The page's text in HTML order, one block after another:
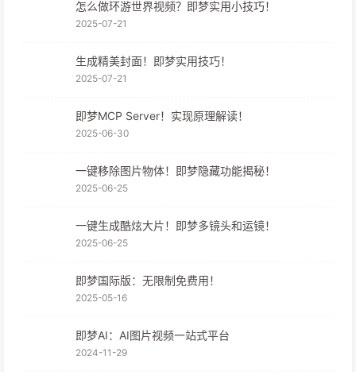
怎么做环游世界视频？即梦实用小技巧！
2025-07-21
生成精美封面！即梦实用技巧！
2025-07-21
即梦MCP Server！实现原理解读！
2025-06-30
一键移除图片物体！即梦隐藏功能揭秘！
2025-06-25
一键生成酷炫大片！即梦多镜头和运镜！
2025-06-25
即梦国际版：无限制免费用！
2025-05-16
即梦AI：AI图片视频一站式平台
2024-11-29